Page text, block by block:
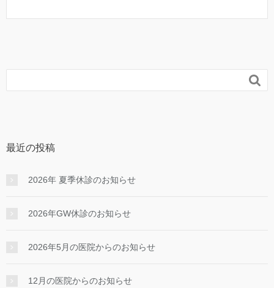

最近の投稿
2026年 夏季休診のお知らせ
2026年GW休診のお知らせ
2026年5月の医院からのお知らせ
12月の医院からのお知らせ